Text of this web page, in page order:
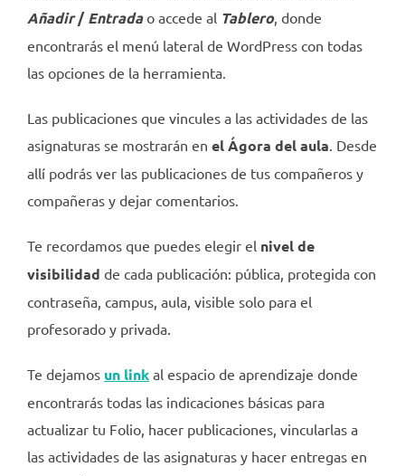
Añadir/Entrada o accede al Tablero, donde
encontrarás el menú lateral de WordPress con todas
las opciones de la herramienta.
Las publicaciones que vincules a las actividades de las
asignaturas se mostrarán en el Ágora del aula. Desde
allí podrás ver las publicaciones de tus compañeros y
compañeras y dejar comentarios.
Te recordamos que puedes elegir el nivel de
visibilidad de cada publicación: pública, protegida con
contraseña, campus, aula, visible solo para el
profesorado y privada.
Te dejamos un link al espacio de aprendizaje donde
encontrarás todas las indicaciones básicas para
actualizar tu Folio, hacer publicaciones, vincularlas a
las actividades de las asignaturas y hacer entregas en